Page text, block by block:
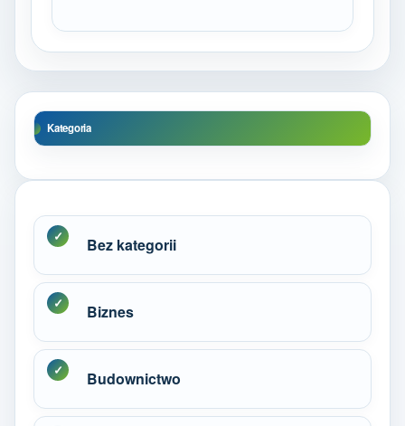
Kategoria
Bez kategorii
Biznes
Budownictwo